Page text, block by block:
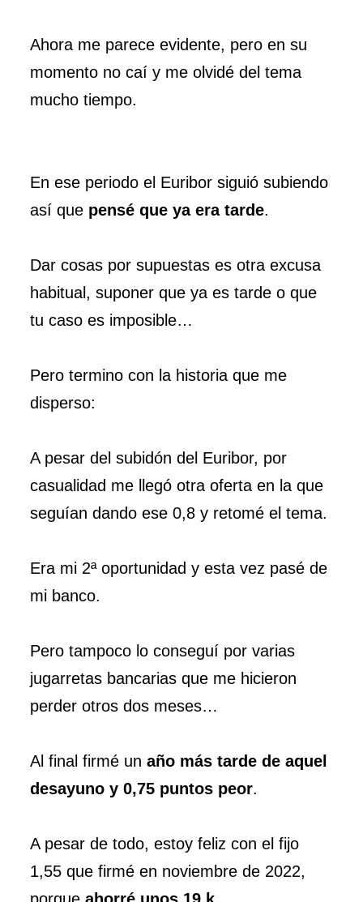
Ahora me parece evidente, pero en su
momento no caí y me olvidé del tema
mucho tiempo.
En ese periodo el Euribor siguió subiendo
así que pensé que ya era tarde.
Dar cosas por supuestas es otra excusa
habitual, suponer que ya es tarde o que
tu caso es imposible…
Pero termino con la historia que me
disperso:
A pesar del subidón del Euribor, por
casualidad me llegó otra oferta en la que
seguían dando ese 0,8 y retomé el tema.
Era mi 2ª oportunidad y esta vez pasé de
mi banco.
Pero tampoco lo conseguí por varias
jugarretas bancarias que me hicieron
perder otros dos meses…
Al final firmé unaño más tarde de aquel
desayuno y 0,75 puntos peor.
A pesar de todo, estoy feliz con el fijo
1,55 que firmé en noviembre de 2022,